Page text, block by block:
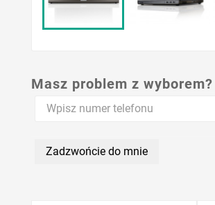
Masz problem z
Zadzwońcie do mnie